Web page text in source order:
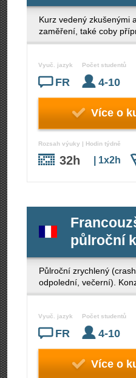
Kurz vedený zkušenými
zaměření, také coby
Vyuč. jazyk
FR
Počet studentů
4-10
Více o
Rozsah výuky | Hodin týdně
32h | 1x2h
půlroční
Půlroční zrychlený
odpolední, večerní).
Vyuč. jazyk
FR
Počet studentů
4-10
Více o